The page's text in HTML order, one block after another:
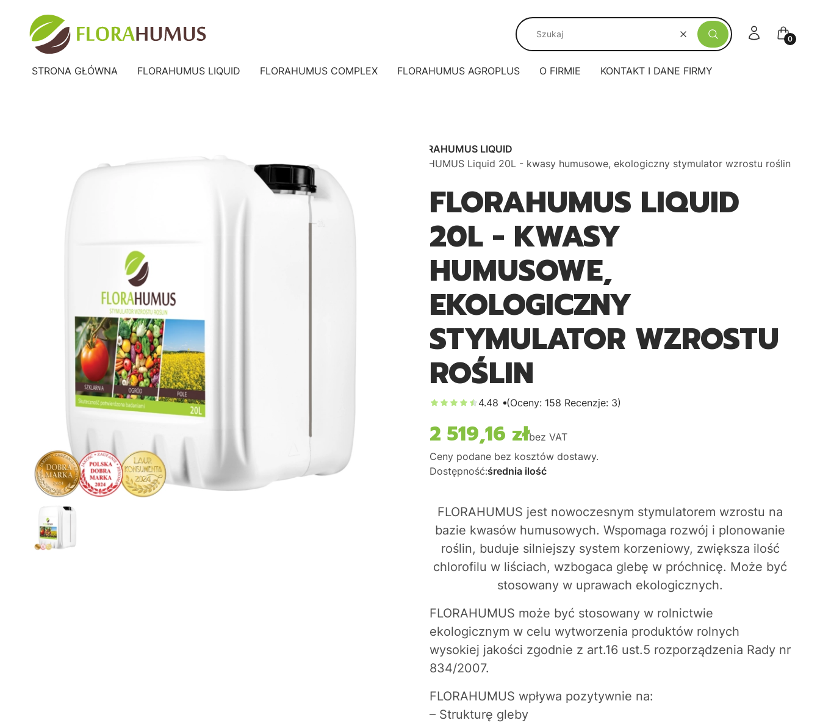
WyczyśćSzukaj
Zaloguj sięKoszyk
STRONA GŁÓWNA FLORAHUMUS LIQUID FLORAHUMUS COMPLEX FLORAHUMUS AGROPLUS O FIRMIE KONTAKT I DANE FIRMY
FLORAHUMUS LIQUID
FLORAHUMUS Liquid 20L - kwasy humusowe, ekologiczny stymulator wzrostu roślin
FLORAHUMUS LIQUID
20L - KWASY
HUMUSOWE,
EKOLOGICZNY
STYMULATOR WZROSTU
ROŚLIN
4.48 (Oceny: 158 Recenzje: 3)
Cena
2 519,16 złbez VAT
Ceny podane bez kosztów dostawy.
Dostępność:średnia ilość
FLORAHUMUS jest nowoczesnym stymulatorem wzrostu na
bazie kwasów humusowych. Wspomaga rozwój i plonowanie
roślin, buduje silniejszy system korzeniowy, zwiększa ilość
chlorofilu w liściach, wzbogaca glebę w próchnicę. Może być
stosowany w uprawach ekologicznych.
FLORAHUMUS może być stosowany w rolnictwie
ekologicznym w celu wytworzenia produktów rolnych
wysokiej jakości zgodnie z art.16 ust.5 rozporządzenia Rady nr
834/2007.
FLORAHUMUS wpływa pozytywnie na:
– Strukturę gleby